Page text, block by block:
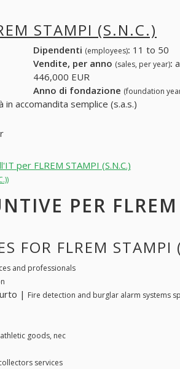
STAMPI (S.N.C.)
Dipendenti (employees): 11 to 50
Vendite, per anno (sales, per year):
446,000 EUR
Anno di fondazione (foundation
in accomandita semplice (s.a.s.)
per FLREM STAMPI (S.N.C.)
PER
FOR FLREM STAMPI
and professionals
| Fire detection and burglar alarm systems
goods, nec
services